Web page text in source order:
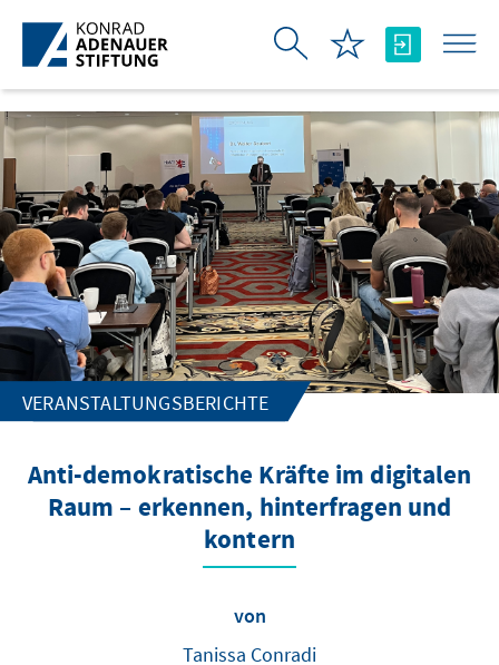
Zum Hauptinhalt springen
VERANSTALTUNGSBERICHTE
Anti-demokratische Kräfte im digitalen
Raum – erkennen, hinterfragen und
kontern
von
Tanissa Conradi